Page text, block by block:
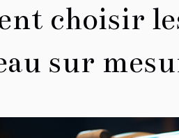
choisir
sur